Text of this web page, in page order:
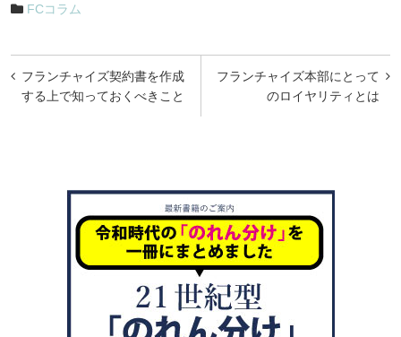
FCコラム
投
稿
フランチャイズ本部にとって
のロイヤリティとは
フランチャイズ契約書を作成
する上で知っておくべきこと